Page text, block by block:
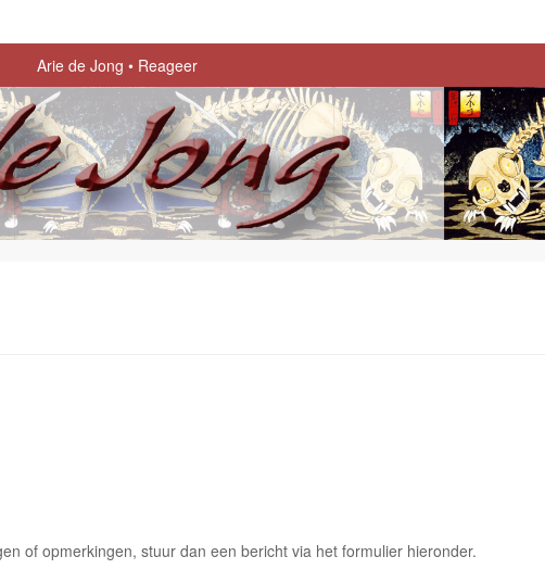
Arie de Jong Reageer
of opmerkingen, stuur dan een bericht via het formulier hieronder.